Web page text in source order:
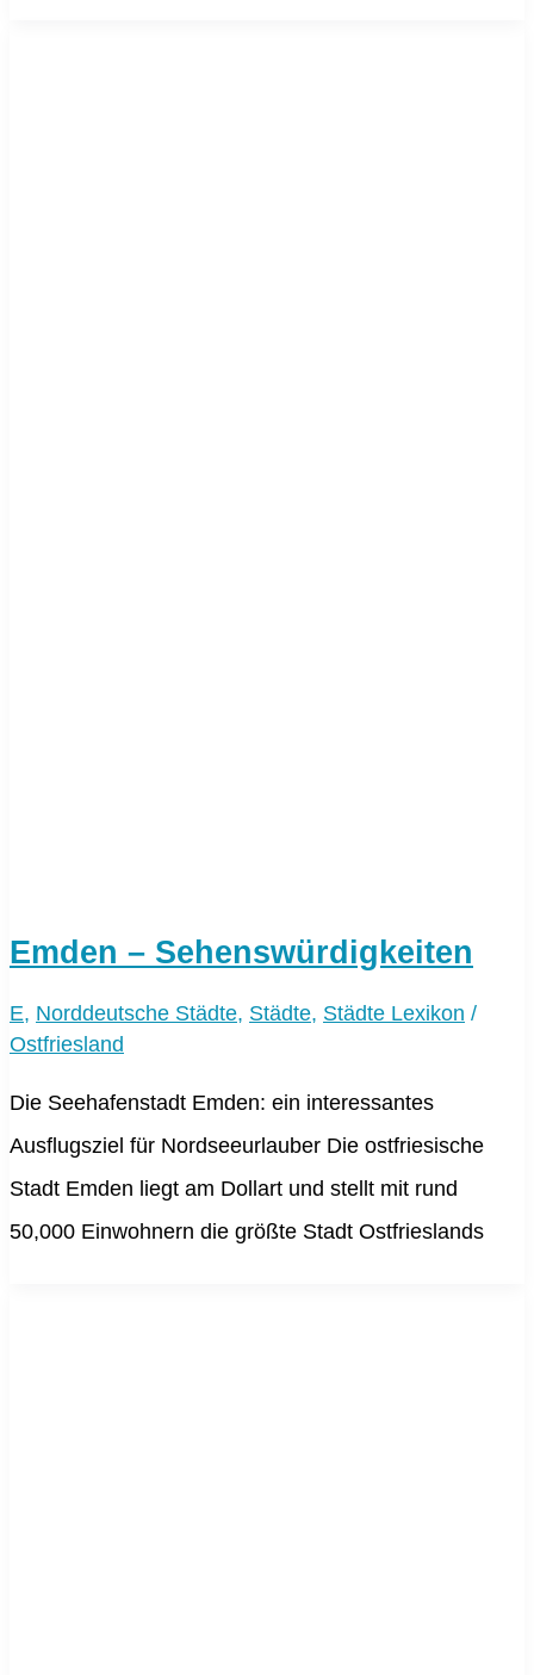
Emden – Sehenswürdigkeiten
E, Norddeutsche Städte, Städte, Städte Lexikon /
Ostfriesland
Die Seehafenstadt Emden: ein interessantes
Ausflugsziel für Nordseeurlauber Die ostfriesische
Stadt Emden liegt am Dollart und stellt mit rund
50,000 Einwohnern die größte Stadt Ostfrieslands